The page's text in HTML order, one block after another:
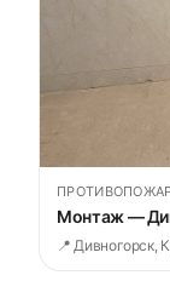
Монтаж —
📍 Дивногорск,